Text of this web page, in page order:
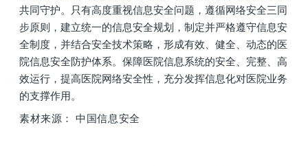
共同守护。只有高度重视信息安全问题，遵循网络安全三同
步原则，建立统一的信息安全规划，制定并严格遵守信息安
全制度，并结合安全技术策略，形成有效、健全、动态的医
院信息安全防护体系。保障医院信息系统的安全、完整、高
效运行，提高医院网络安全性，充分发挥信息化对医院业务
的支撑作用。
素材来源： 中国信息安全